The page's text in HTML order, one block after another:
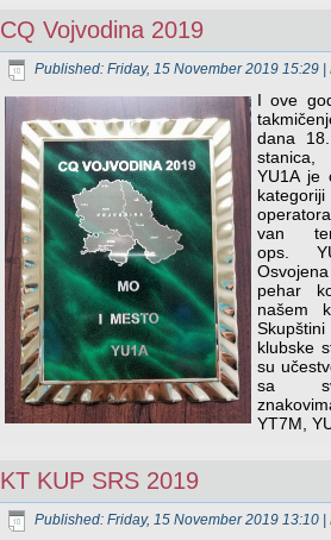
CQ Vojvodina 2019
Published: Friday, 15 November 2019 15:29|
I ove
dana
YU1A je
van
ops.
pehar
našem
klubske
su
sa
YT7M,
KT KUP SRS 2019
Published: Friday, 15 November 2019 13:10|